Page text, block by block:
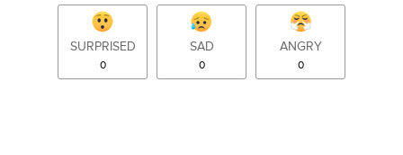
SURPRISED
0
SAD
0
ANGRY
0